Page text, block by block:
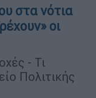
στα νότια
οι
- Τι
Πολιτικής